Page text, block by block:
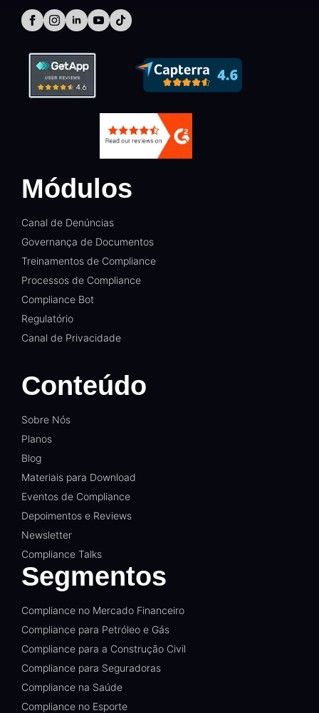
Módulos
Canal de Denúncias
Governança de Documentos
Treinamentos de Compliance
Processos de Compliance
Compliance Bot
Regulatório
Canal de Privacidade
Conteúdo
Sobre Nós
Planos
Blog
Materiais para Download
Eventos de Compliance
Depoimentos e Reviews
Newsletter
Compliance Talks
Segmentos
Compliance no Mercado Financeiro
Compliance para Petróleo e Gás
Compliance para a Construção Civil
Compliance para Seguradoras
Compliance na Saúde
Compliance no Esporte